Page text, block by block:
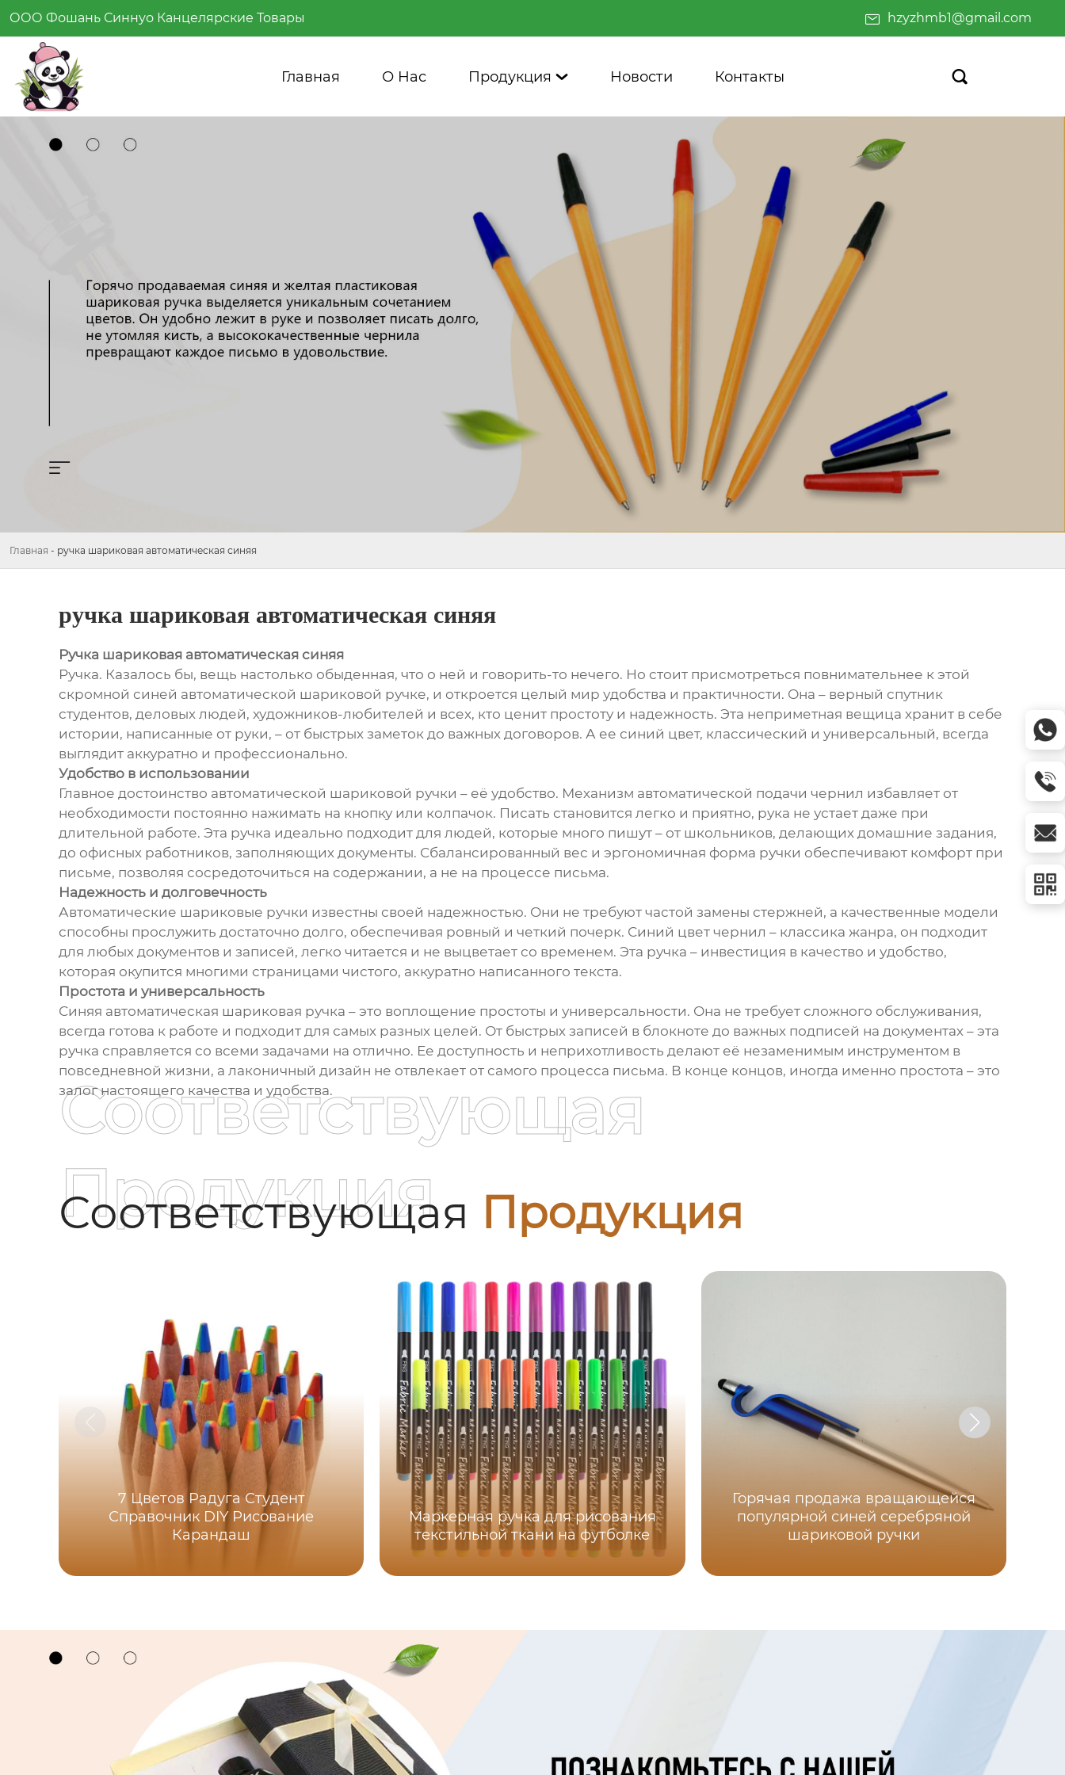
ООО Фошань Синнуо Канцелярские Товары hzyzhmb1@gmail.com
Главная О Нас Продукция  Новости Контакты 
Главная - ручка шариковая автоматическая синяя
ручка шариковая автоматическая синяя
Ручка шариковая автоматическая синяя
Ручка. Казалось бы, вещь настолько обыденная, что о ней и говорить-то нечего. Но стоит присмотреться повнимательнее к этой
скромной синей автоматической шариковой ручке, и откроется целый мир удобства и практичности. Она – верный спутник
студентов, деловых людей, художников-любителей и всех, кто ценит простоту и надежность. Эта неприметная вещица хранит в себе
истории, написанные от руки, – от быстрых заметок до важных договоров. А ее синий цвет, классический и универсальный, всегда
выглядит аккуратно и профессионально.
Удобство в использовании
Главное достоинство автоматической шариковой ручки – её удобство. Механизм автоматической подачи чернил избавляет от
необходимости постоянно нажимать на кнопку или колпачок. Писать становится легко и приятно, рука не устает даже при
длительной работе. Эта ручка идеально подходит для людей, которые много пишут – от школьников, делающих домашние задания,
до офисных работников, заполняющих документы. Сбалансированный вес и эргономичная форма ручки обеспечивают комфорт при
письме, позволяя сосредоточиться на содержании, а не на процессе письма.
Надежность и долговечность
Автоматические шариковые ручки известны своей надежностью. Они не требуют частой замены стержней, а качественные модели
способны прослужить достаточно долго, обеспечивая ровный и четкий почерк. Синий цвет чернил – классика жанра, он подходит
для любых документов и записей, легко читается и не выцветает со временем. Эта ручка – инвестиция в качество и удобство,
которая окупится многими страницами чистого, аккуратно написанного текста.
Простота и универсальность
Синяя автоматическая шариковая ручка – это воплощение простоты и универсальности. Она не требует сложного обслуживания,
всегда готова к работе и подходит для самых разных целей. От быстрых записей в блокноте до важных подписей на документах – эта
ручка справляется со всеми задачами на отлично. Ее доступность и неприхотливость делают её незаменимым инструментом в
повседневной жизни, а лаконичный дизайн не отвлекает от самого процесса письма. В конце концов, иногда именно простота – это
залог настоящего качества и удобства.
Соответствующая Продукция
Соответствующая
Продукция
7 Цветов Радуга Студент
Справочник DIY Рисование
Карандаш
Маркерная ручка для рисования
текстильной ткани на футболке
Горячая продажа вращающейся
популярной синей серебряной
шариковой ручки